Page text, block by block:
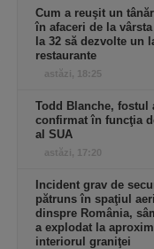
Cum a reuşit un
în afaceri de la
la 32 să dezvolte un
restaurante
astăzi, 18:25
Todd Blanche, fostul
confirmat în funcţia
al SUA
astăzi, 17:20
Incident grav de
pătruns în spaţiul
dinspre România,
a explodat la
interiorul graniţei